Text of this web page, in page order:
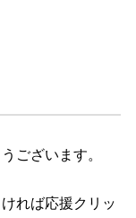
ございます。
れば応援クリッ